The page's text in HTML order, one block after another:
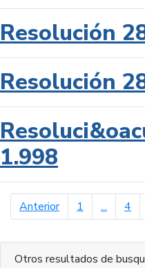
Resolución
Resolución
1.998
Anteriorpágina anterior
1 ... 4
Otros resultados de